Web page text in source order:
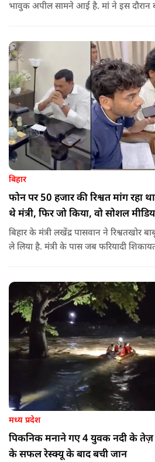
भावुक अपील सामने आई है. मां ने इस दौरान
को गोद लेने के लिए पीएम से अपील भी की है.
बिहार
फोन पर 50 हजार की रिश्वत मांग रहा
थे मंत्री, फिर जो किया, वो सोशल
बिहार के मंत्री लखेंद्र पासवान ने रिश्वतखोर
ले लिया है. मंत्री के पास जब फरियादी
मध्य प्रदेश
पिकनिक मनाने गए 4 युवक नदी के
के सफल रेस्क्यू के बाद बची जान